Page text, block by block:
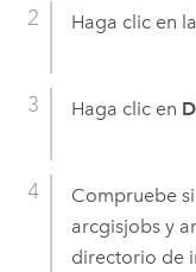
Haga clic en
Haga clic en
Compruebe
arcgisjobs y
directorio de